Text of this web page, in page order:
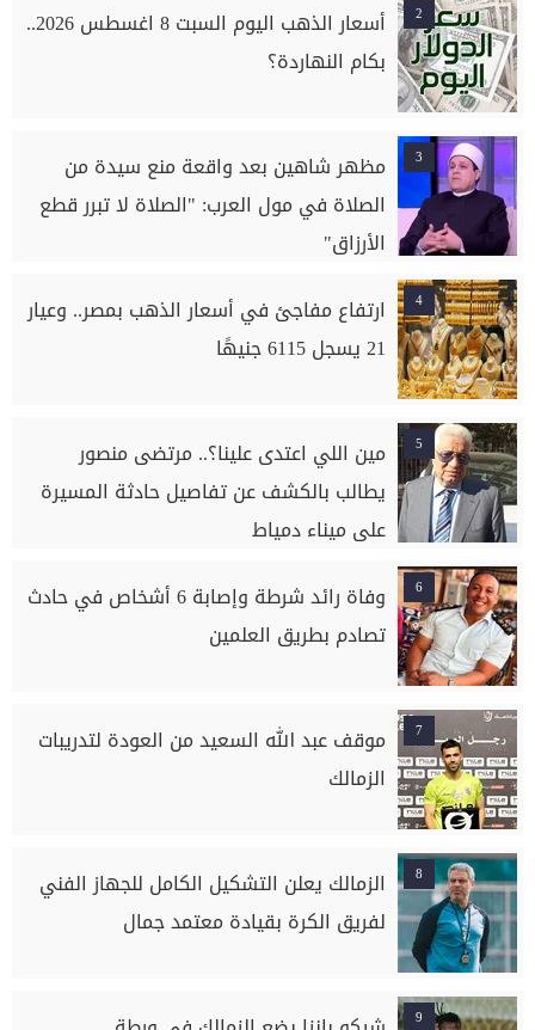
2
أسعار الذهب اليوم السبت 8 اغسطس 2026..
بكام النهاردة؟
3
مظهر شاهين بعد واقعة منع سيدة من
الصلاة في مول العرب: "الصلاة لا تبرر قطع
الأرزاق"
4
ارتفاع مفاجئ في أسعار الذهب بمصر.. وعيار
21 يسجل 6115 جنيهًا
5
مين اللي اعتدى علينا؟.. مرتضى منصور
يطالب بالكشف عن تفاصيل حادثة المسيرة
على ميناء دمياط
6
وفاة رائد شرطة وإصابة 6 أشخاص في حادث
تصادم بطريق العلمين
7
موقف عبد الله السعيد من العودة لتدريبات
الزمالك
8
الزمالك يعلن التشكيل الكامل للجهاز الفني
لفريق الكرة بقيادة معتمد جمال
9